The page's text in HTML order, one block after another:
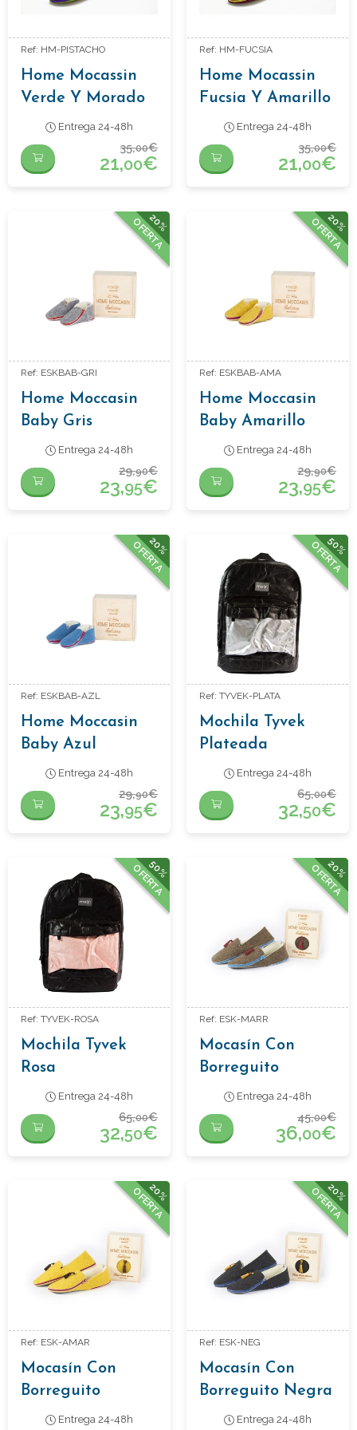
Ref: HM-PISTACHO
Home Mocassin
Verde Y Morado
Entrega 24-48h
35,00€
21,00€
Ref: HM-FUCSIA
Home Mocassin
Fucsia Y Amarillo
Entrega 24-48h
35,00€
21,00€
20%
OFERTA
Ref: ESKBAB-GRI
Home Moccasin
Baby Gris
Entrega 24-48h
29,90€
23,95€
20%
OFERTA
Ref: ESKBAB-AMA
Home Moccasin
Baby Amarillo
Entrega 24-48h
29,90€
23,95€
20%
OFERTA
Ref: ESKBAB-AZL
Home Moccasin
Baby Azul
Entrega 24-48h
29,90€
23,95€
50%
OFERTA
Ref: TYVEK-PLATA
Mochila Tyvek
Plateada
Entrega 24-48h
65,00€
32,50€
50%
OFERTA
Ref: TYVEK-ROSA
Mochila Tyvek
Rosa
Entrega 24-48h
65,00€
32,50€
20%
OFERTA
Ref: ESK-MARR
Mocasín Con
Borreguito
MarrónEntrega 24-48h
45,00€
36,00€
20%
OFERTA
Ref: ESK-AMAR
Mocasín Con
Borreguito
AmarillaEntrega 24-48h
20%
OFERTA
Ref: ESK-NEG
Mocasín Con
Borreguito Negra
Entrega 24-48h